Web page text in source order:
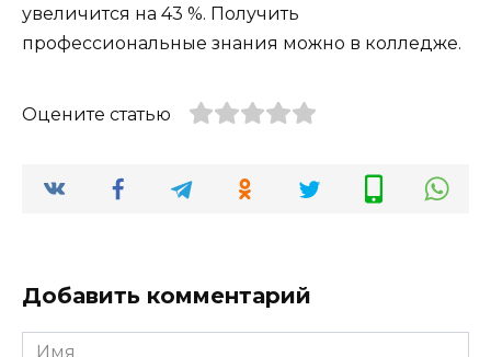
увеличится на 43 %. Получить
профессиональные знания можно в колледже.
Оцените статью
Добавить комментарий
Имя